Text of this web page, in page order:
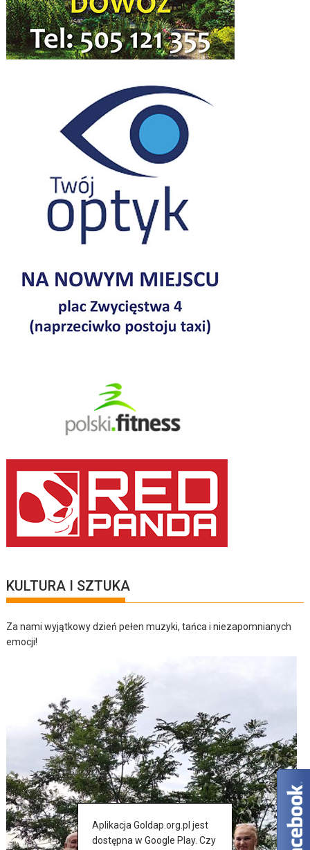
KULTURA I SZTUKA
Za nami wyjątkowy dzień pełen muzyki, tańca i niezapomnianych
emocji!
Aplikacja Goldap.org.pl jest
dostępna w Google Play. Czy